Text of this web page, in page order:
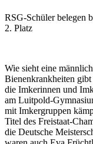
RSG-Schüler belegen
2. Platz
Wie sieht eine
Bienenkrankheiten gibt
die Imkerinnen und
am Luitpold-
mit Imkergruppen
Titel des Freistaat-
die Deutsche